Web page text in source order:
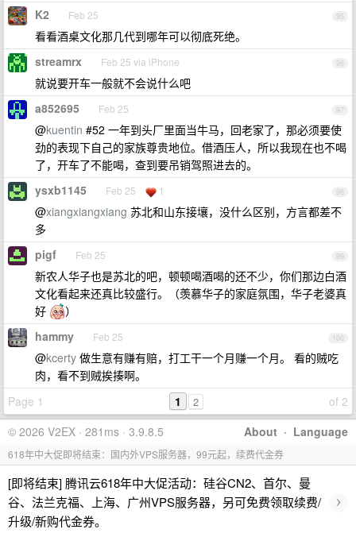
95
K2 Feb 25
看看酒桌文化那几代到哪年可以彻底死绝。
96
streamrx Feb 25 via iPhone
就说要开车一般就不会说什么吧
97
a852695 Feb 25
@kuentin #52 一年到头厂里面当牛马，回老家了，那必须要使
劲的表现下自己的家族尊贵地位。借酒压人，所以我现在也不喝
了，开车了不能喝，查到要吊销驾照进去的。
98
ysxb1145 Feb 25 1
@xiangxiangxiang 苏北和山东接壤，没什么区别，方言都差不
多
99
pigf Feb 25
新农人华子也是苏北的吧，顿顿喝酒喝的还不少，你们那边白酒
文化看起来还真比较盛行。（羡慕华子的家庭氛围，华子老婆真
好
）
100
hammy Feb 25
@kcerty 做生意有赚有赔，打工干一个月赚一个月。 看的贼吃
肉，看不到贼挨揍啊。
Page 1
of 2
1 2
About · Language
© 2026 V2EX · 281ms · 3.9.8.5
618年中大促即将结束：国内外VPS服务器，99元起，续费代金券
[即将结束] 腾讯云618年中大促活动：硅谷CN2、首尔、曼
谷、法兰克福、上海、广州VPS服务器，另可免费领取续费/
升级/新购代金券。
›